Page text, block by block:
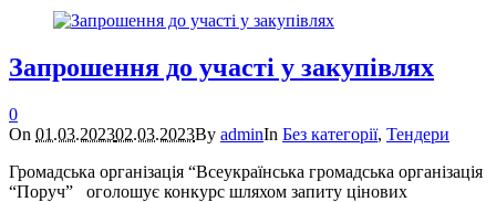
Запрошення до участі у закупівлях
0
On 01.03.202302.03.2023By adminIn Без категорії, Тендери
Громадська організація “Всеукраїнська громадська організація
“Поруч” оголошує конкурс шляхом запиту цінових